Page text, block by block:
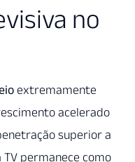
no
extremamente
acelerado
superior a
permanece como